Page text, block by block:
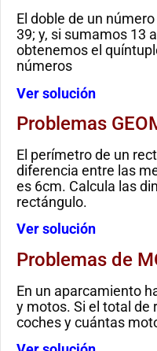
El doble de un
39; y, si sumamos 13
obtenemos el
números
Ver solución
Problemas
El perímetro de un
diferencia entre las
es 6cm. Calcula las
rectángulo.
Ver solución
Problemas de
En un aparcamiento
y motos. Si el total de
coches y cuántas